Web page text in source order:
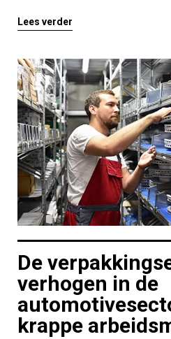
Lees verder
De
verhogen in de
krappe